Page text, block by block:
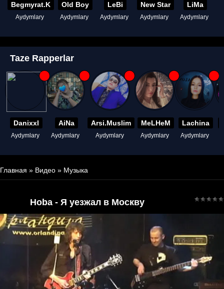
Begmyrat.K
Aydymlary
Old Boy
Aydymlary
LeBi
Aydymlary
New Star
Aydymlary
LiMa
Aydymlary
Taze Rapperlar
Danixxl
Aydymlary
AiNa
Aydymlary
Arsi.Muslim
Aydymlary
MeLHeM
Aydymlary
Lachina
Aydymlary
Главная » Видео » Музыка
Hoba - Я уезжал в Москву